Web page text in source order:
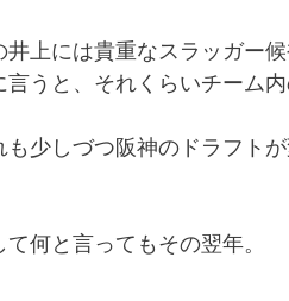
井上には貴重なスラッガー
言うと、それくらいチーム
も少しづつ阪神のドラフト
て何と言ってもその翌年。